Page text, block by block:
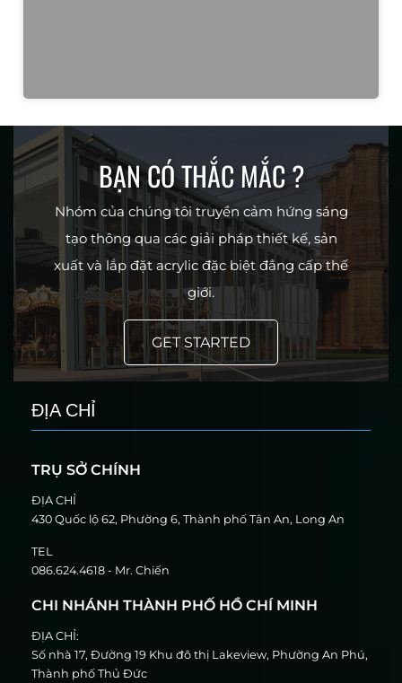
BẠN CÓ THẮC MẮC ?
Nhóm của chúng tôi truyền cảm hứng sáng
tạo thông qua các giải pháp thiết kế, sản
xuất và lắp đặt acrylic đặc biệt đẳng cấp thế
giới.
GET STARTED
ĐỊA CHỈ
TRỤ SỞ CHÍNH
ĐỊA CHỈ
430 Quốc lộ 62, Phường 6, Thành phố Tân An, Long An
TEL
086.624.4618 - Mr. Chiến
CHI NHÁNH THÀNH PHỐ HỒ CHÍ MINH
ĐỊA CHỈ:
Số nhà 17, Đường 19 Khu đô thị Lakeview, Phường An Phú,
Thành phố Thủ Đức